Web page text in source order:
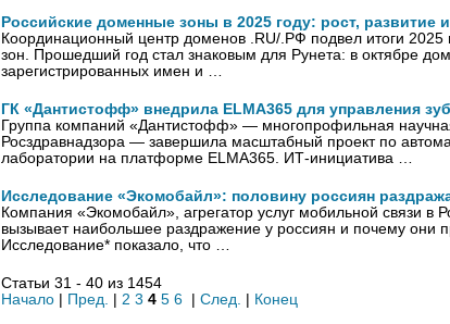
Российские доменные зоны в 2025 году: рост, развитие
Координационный центр доменов .RU/.РФ подвел итоги
зон. Прошедший год стал знаковым для Рунета: в октябре
зарегистрированных имен и …
ГК «Дантистофф» внедрила ELMA365 для управления
Группа компаний «Дантистофф» — многопрофильная
Росздравнадзора — завершила масштабный проект по
лаборатории на платформе ELMA365. ИТ-инициатива …
Исследование «Экомобайл»: половину россиян
Компания «Экомобайл», агрегатор услуг мобильной связи в
вызывает наибольшее раздражение у россиян и почему они
Исследование* показало, что …
Статьи 31 - 40 из 1454
Начало | Пред. | 2 3 4 5 6 | След. | Конец